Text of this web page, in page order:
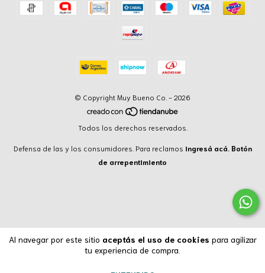
Al navegar por este sitio aceptás el uso de cookies para agilizar
tu experiencia de compra.
© Copyright Muy Bueno Co. - 2026
Todos los derechos reservados.
Defensa de las y los consumidores. Para reclamos ingresá acá. Botón
de arrepentimiento